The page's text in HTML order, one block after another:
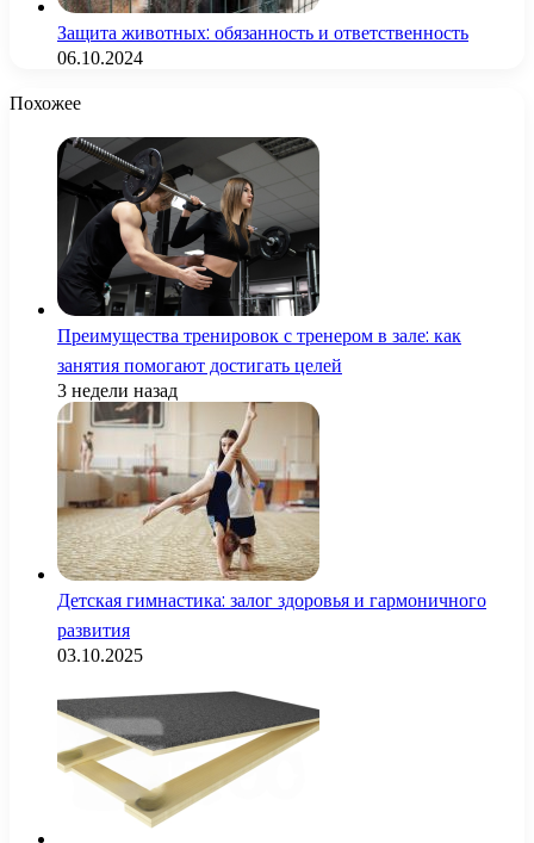
Защита животных: обязанность и ответственность
06.10.2024
Похожее
Преимущества тренировок с тренером в зале: как
занятия помогают достигать целей
3 недели назад
Детская гимнастика: залог здоровья и гармоничного
развития
03.10.2025